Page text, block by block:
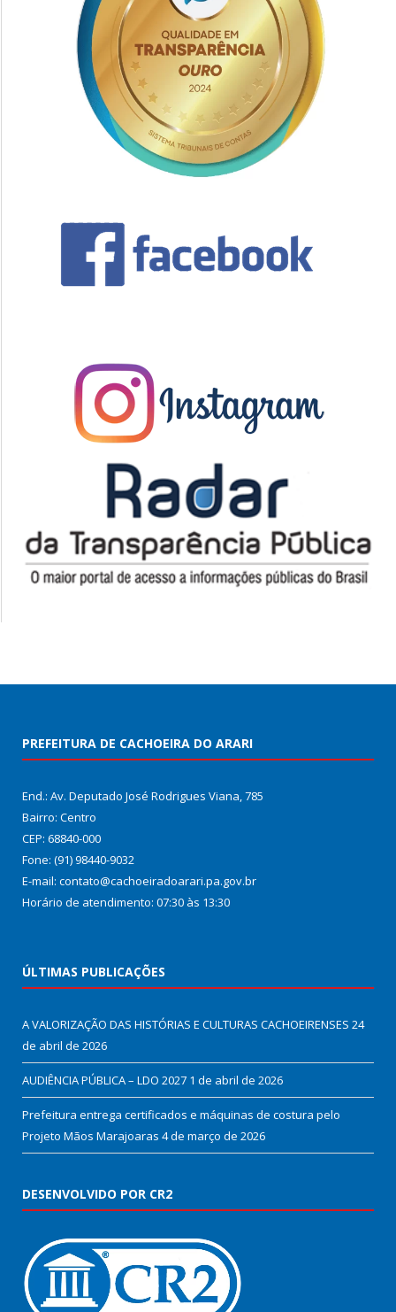
PREFEITURA DE CACHOEIRA DO ARARI
End.: Av. Deputado José Rodrigues Viana, 785
Bairro: Centro
CEP: 68840-000
Fone: (91) 98440-9032
E-mail: contato@cachoeiradoarari.pa.gov.br
Horário de atendimento: 07:30 às 13:30
ÚLTIMAS PUBLICAÇÕES
A VALORIZAÇÃO DAS HISTÓRIAS E CULTURAS CACHOEIRENSES 24
de abril de 2026
AUDIÊNCIA PÚBLICA – LDO 2027 1 de abril de 2026
Prefeitura entrega certificados e máquinas de costura pelo
Projeto Mãos Marajoaras 4 de março de 2026
DESENVOLVIDO POR CR2